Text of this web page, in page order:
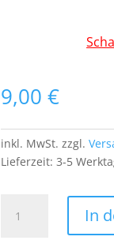
9,00 €
inkl. MwSt. zzgl.
Lieferzeit: 3-5
Zeichen
In